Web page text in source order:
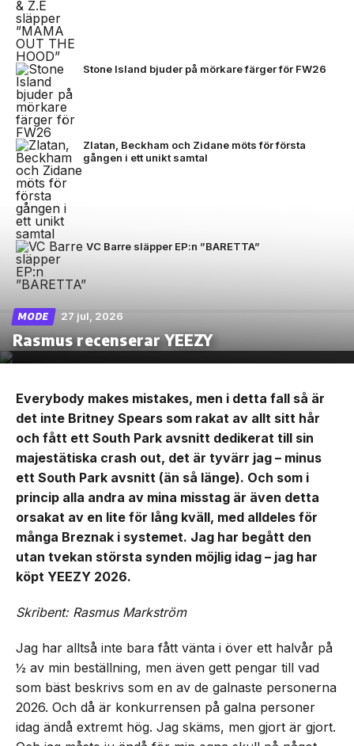
Stone Island bjuder på mörkare färger för FW26
Zlatan, Beckham och Zidane möts för första
gången i ett unikt samtal
VC Barre släpper EP:n ”BARETTA”
MODE 27 jul, 2026
Rasmus recenserar YEEZY
Everybody makes mistakes, men i detta fall så är
det inte Britney Spears som rakat av allt sitt hår
och fått ett South Park avsnitt dedikerat till sin
majestätiska crash out, det är tyvärr jag – minus
ett South Park avsnitt (än så länge). Och som i
princip alla andra av mina misstag är även detta
orsakat av en lite för lång kväll, med alldeles för
många Breznak i systemet. Jag har begått den
utan tvekan största synden möjlig idag – jag har
köpt YEEZY 2026.
Skribent: Rasmus Markström
Jag har alltså inte bara fått vänta i över ett halvår på
½ av min beställning, men även gett pengar till vad
som bäst beskrivs som en av de galnaste personerna
2026. Och då är konkurrensen på galna personer
idag ändå extremt hög. Jag skäms, men gjort är gjort.